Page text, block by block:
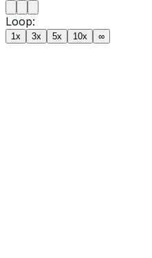
Loop:
1x 3x 5x 10x ∞